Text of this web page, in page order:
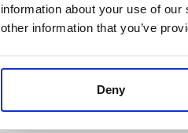
information about your use of
other information that you’ve
Deny